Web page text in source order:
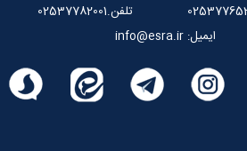
تلفن.02537782001
ایمیل: info@esra.ir